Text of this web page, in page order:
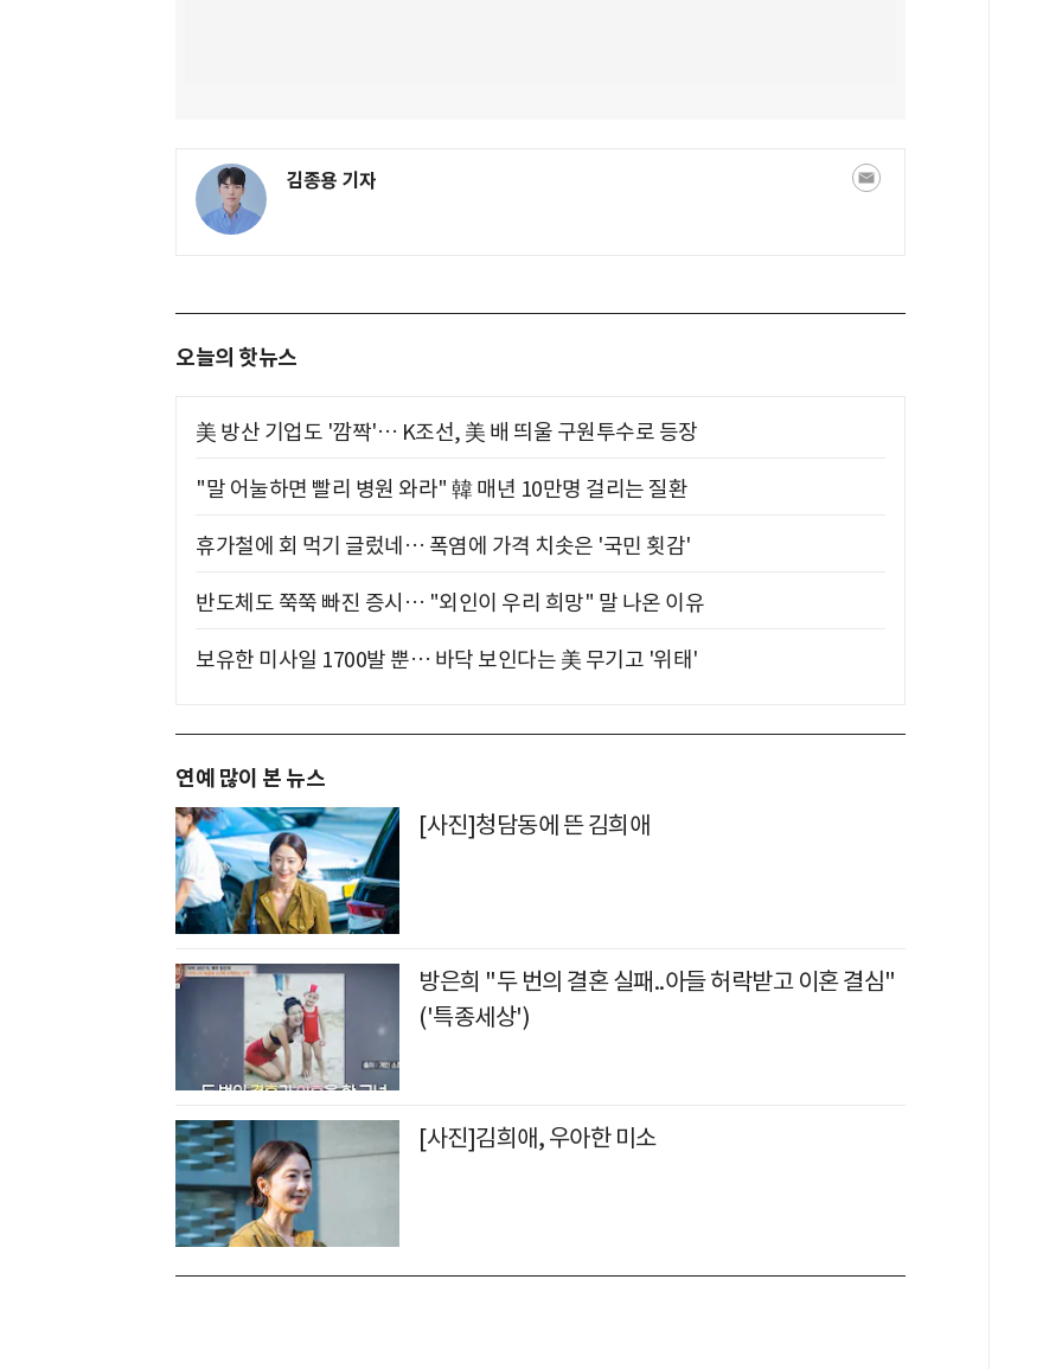
김종용 기자
오늘의 핫뉴스
美 방산 기업도 '깜짝'… K조선, 美 배 띄울 구원투수로 등장
"말 어눌하면 빨리 병원 와라" 韓 매년 10만명 걸리는 질환
휴가철에 회 먹기 글렀네… 폭염에 가격 치솟은 '국민 횟감'
반도체도 쭉쭉 빠진 증시… "외인이 우리 희망" 말 나온 이유
보유한 미사일 1700발 뿐… 바닥 보인다는 美 무기고 '위태'
연예 많이 본 뉴스
[사진]청담동에 뜬 김희애
방은희 "두 번의 결혼 실패..아들 허락받고 이혼 결심"
('특종세상')
[사진]김희애, 우아한 미소